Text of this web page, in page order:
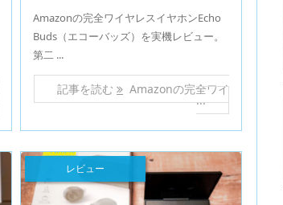
Amazonの完全ワイヤレスイヤホンEcho
Buds（エコーバッズ）を実機レビュー。
第二 ...
記事を読む Amazonの完全ワイ
...
レビュー